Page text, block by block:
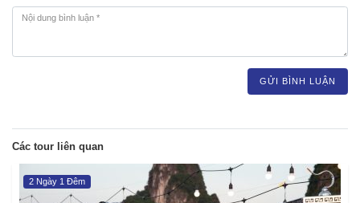
GỬI BÌNH LUẬN
Các tour liên quan
2 Ngày 1 Đêm